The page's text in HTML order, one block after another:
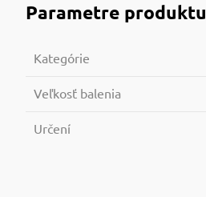
Parametre produktu
Kategórie
Veľkosť balenia
Určení